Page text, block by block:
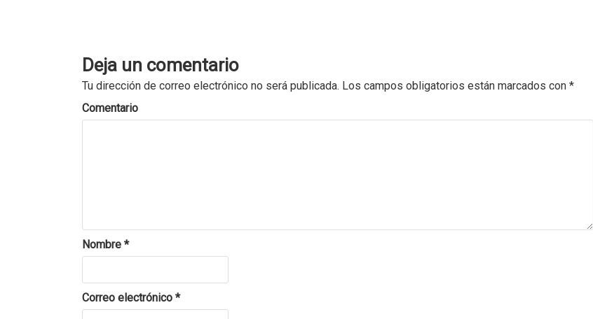
Deja un comentario
Tu dirección de correo electrónico no será publicada. Los campos obligatorios están marcados con *
Comentario
Nombre *
Correo electrónico *